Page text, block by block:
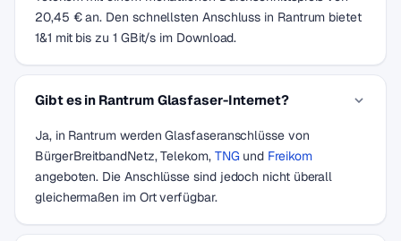
20,45 € an. Den schnellsten Anschluss in Rantrum bietet
1&1 mit bis zu 1 GBit/s im Download.
Gibt es in Rantrum Glasfaser-Internet?
Ja, in Rantrum werden Glasfaseranschlüsse von
BürgerBreitbandNetz, Telekom, TNG und Freikom
angeboten. Die Anschlüsse sind jedoch nicht überall
gleichermaßen im Ort verfügbar.